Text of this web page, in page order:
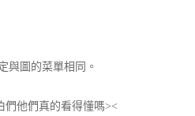
與圖的菜單相同。
們他們真的看得懂嗎><